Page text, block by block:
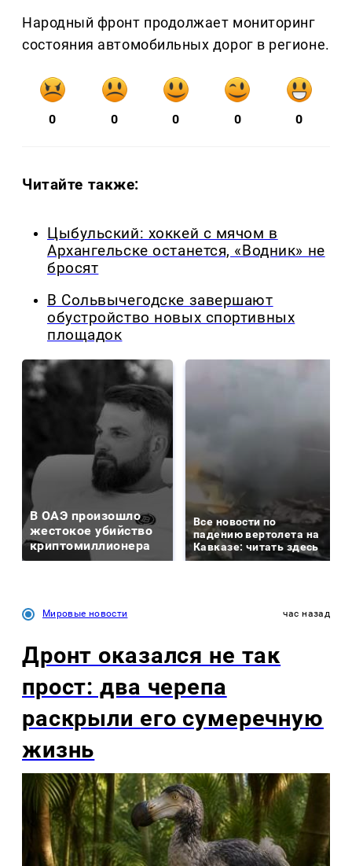
Народный фронт продолжает мониторинг
состояния автомобильных дорог в регионе.
0 0 0 0 0
Читайте также:
Цыбульский: хоккей с мячом в
Архангельске останется, «Водник» не
бросят
В Сольвычегодске завершают
обустройство новых спортивных
площадок
В ОАЭ произошло
жестокое убийство
криптомиллионера
Все новости по
падению вертолета на
Кавказе: читать здесь
Мировые новости час назад
Дронт оказался не так
прост: два черепа
раскрыли его сумеречную
жизнь